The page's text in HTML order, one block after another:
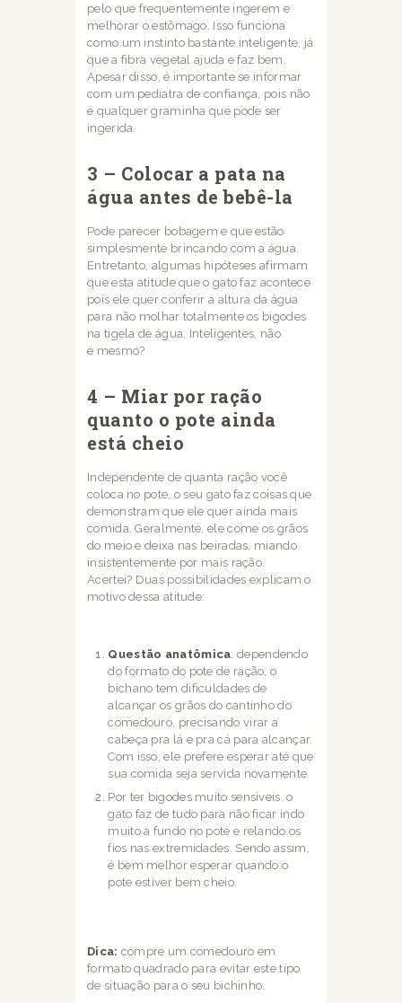
pelo que frequentemente ingerem e
melhorar o estômago. Isso funciona
como um instinto bastante inteligente, já
que a fibra vegetal ajuda e faz bem.
Apesar disso, é importante se informar
com um pediatra de confiança, pois não
é qualquer graminha que pode ser
ingerida.
3 – Colocar a pata na
água antes de bebê-la
Pode parecer bobagem e que estão
simplesmente brincando com a água.
Entretanto, algumas hipóteses afirmam
que esta atitude que o gato faz acontece
pois ele quer conferir a altura da água
para não molhar totalmente os bigodes
na tigela de água. Inteligentes, não
é mesmo?
4 – Miar por ração
quanto o pote ainda
está cheio
Independente de quanta ração você
coloca no pote, o seu gato faz coisas que
demonstramque ele quer ainda mais
comida. Geralmente, ele come os grãos
do meio e deixa nas beiradas, miando
insistentemente por mais ração.
Acertei? Duas possibilidades explicam o
motivo dessa atitude:
Questão anatômica: dependendo
do formato do pote de ração, o
bichano tem dificuldades de
alcançar os grãos do cantinho do
comedouro, precisando virar a
cabeça pra lá e pra cá para alcançar.
Com isso, ele prefere esperar até que
sua comida seja servida novamente.
Por ter bigodes muito sensíveis, o
gato faz de tudo para não ficar indo
muito a fundo no pote e relando os
fios nas extremidades. Sendo assim,
é bem melhor esperar quando o
pote estiver bem cheio.
Dica: compre um comedouro em
formato quadrado para evitar este tipo
de situação para o seu bichinho.